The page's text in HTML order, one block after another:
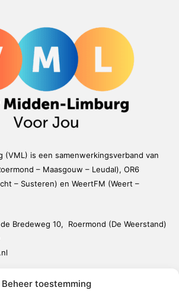
Beheer toestemming
(VML) is een samenwerkingsverband van
– Maasgouw – Leudal), OR6
– Susteren) en WeertFM (Weert –
Bredeweg 10, Roermond (De Weerstand)